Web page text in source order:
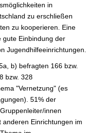
in
zu erschließen
zu kooperieren. Eine
gute Einbindung der
Jugendhilfeeinrichtungen.
b) befragten 166 bzw.
bzw. 328
"Vernetzung" (es
51% der
innen
Einrichtungen im